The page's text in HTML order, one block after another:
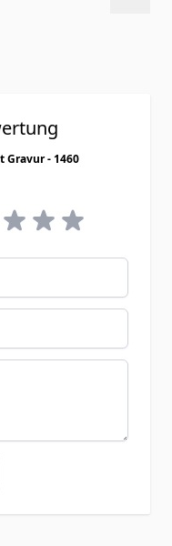
Gravur - 1460